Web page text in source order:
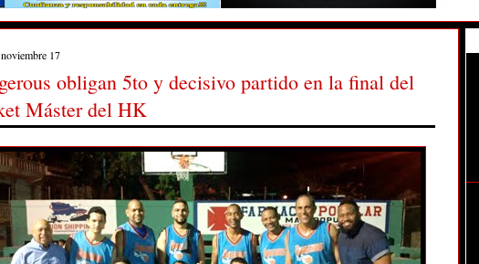
17
obligan 5to y decisivo partido en la final del
Máster del HK